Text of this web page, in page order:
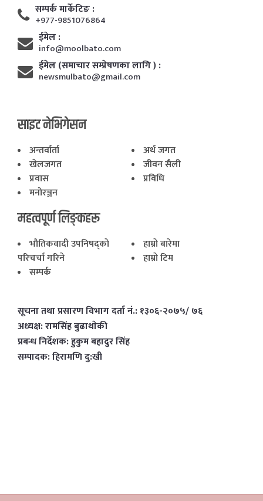
सम्पर्क मार्केटिङ :
+977-9851076864
ईमेल :
info@moolbato.com
ईमेल (समाचार सम्प्रेषणका लागि ) :
newsmulbato@gmail.com
साइट नेभिगेसन
अन्तर्वार्ता
अर्थ जगत
खेलजगत
जीवन सैली
प्रवास
प्रविधि
मनोरञ्जन
महत्वपूर्ण लिङ्कहरू
भाैतिकवादी उपनिषद्काे
परिचर्चा गरिने
हाम्राे बारेमा
हाम्राे टिम
सम्पर्क
सूचना तथा प्रसारण विभाग दर्ता नं.: १३०६-२०७५/ ७६
अध्यक्ष: रामसिंह बुढाथाेकी
प्रबन्ध निर्देशक: हुकुम बहादुर सिंह
सम्पादक: हिरामणि दु:खी